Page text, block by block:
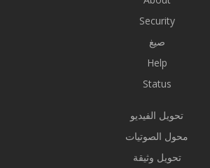
Security
صيغ
Help
Status
تحويل الفيديو
محول الصوتيات
تحويل وثيقة